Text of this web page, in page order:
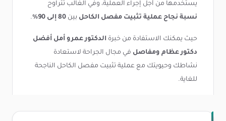
يستخدمها من أجل إجراء العملية، وفي الغالب تتراوح
نسبة نجاح عملية تثبيت مفصل الكاحل بين 80 إلى 90% .
حيث يمكنك الاستفادة من خبرة الدكتور عمرو أمل أفضل
دكتور عظام ومفاصل في مجال الجراحة لاستعادة
نشاطك وحيويتك مع عملية تثبيت مفصل الكاحل الناجحة
للغاية.